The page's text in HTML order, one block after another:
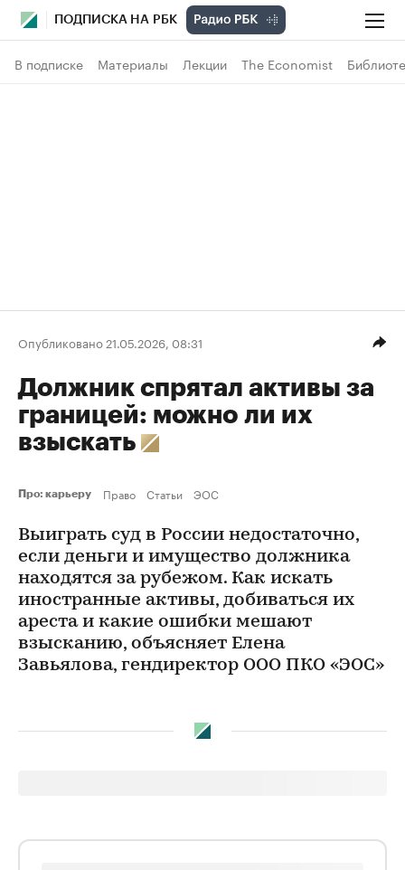
ПОДПИСКА НА РБК
В подписке Материалы Лекции The Economist
Опубликовано 21.05.2026, 08:31
Должник спрятал активы за
границей: можно ли их
взыскать
Про: карьеру Право Статьи ЭОС
Выиграть суд в России недостаточно,
если деньги и имущество должника
находятся за рубежом. Как искать
иностранные активы, добиваться их
ареста и какие ошибки мешают
взысканию, объясняет Елена
Завьялова, гендиректор ООО ПКО «ЭОС»